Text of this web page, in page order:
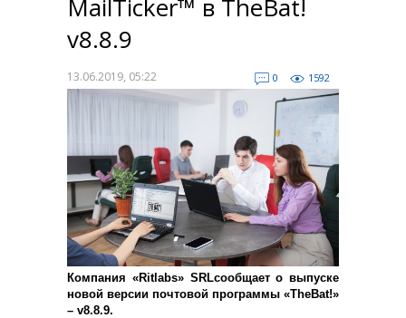
MailTicker™ в TheBat!
v8.8.9
13.06.2019, 05:22 0 1592
Компания «Ritlabs» SRLсообщает о выпуске
новой версии почтовой программы «TheBat!»
– v8.8.9.